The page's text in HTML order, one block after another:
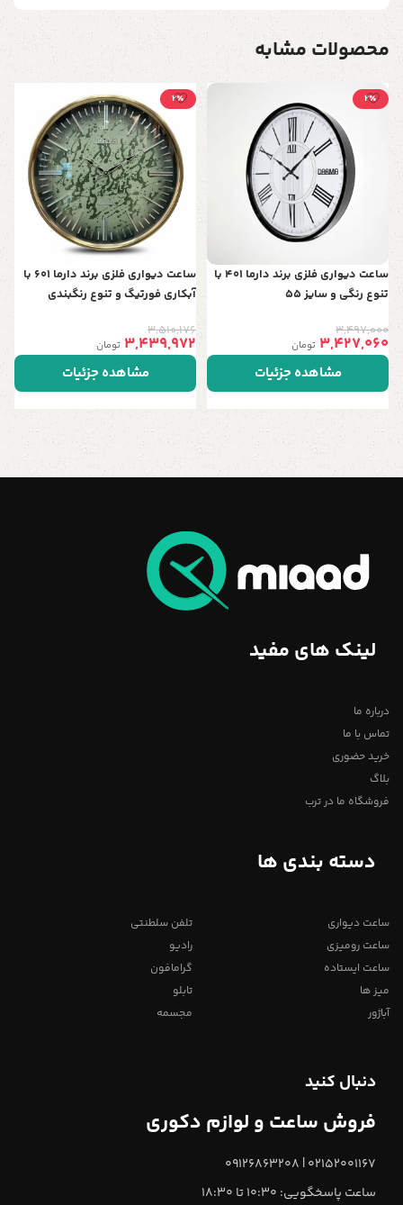
محصولات مشابه
2٪
ساعت دیواری فلزی برند دارما 401 با
تنوع رنگی و سایز 55
3,497,000
3,427,060 تومان
مشاهده جزئیات
2٪
ساعت دیواری فلزی برند دارما 601 با
آبکاری فورتیگ و تنوع رنگبندی
3,510,176
3,439,972 تومان
مشاهده جزئیات
لینک های مفید
درباره ما
تماس با ما
خرید حضوری
بلاگ
فروشگاه ما در ترب
دسته بندی ها
ساعت دیواری
ساعت رومیزی
ساعت ایستاده
میز ها
آباژور
تلفن سلطنتی
رادیو
گرامافون
تابلو
مجسمه
دنبال کنید
فروش ساعت و لوازم دکوری
02152001167 | 09126863208
ساعت پاسخگویی: 10:30 تا 18:30